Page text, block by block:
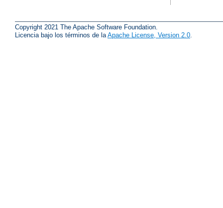
Copyright 2021 The Apache Software Foundation.
Licencia bajo los términos de la Apache License, Version 2.0